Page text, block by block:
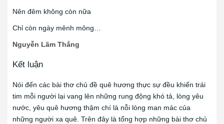
Nên đêm không còn nữa
Chỉ còn ngày mênh mông…
Nguyễn Lãm Thắng
Kết luận
Nói đến các bài thơ chủ đề quê hương thực sự đều khiến trái
tim mỗi người lại vang lên những rung động khó tả, lòng yêu
nước, yêu quê hương thậm chí là nỗi lòng man mác của
những người xa quê. Trên đây là tổng hợp những bài thơ chủ